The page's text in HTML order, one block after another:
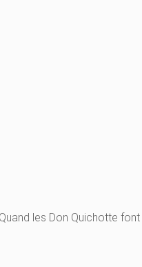
Quand les Don Quichotte